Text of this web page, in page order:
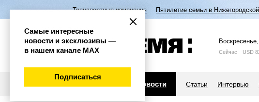
Транспортные изменения Пятилетие семьи в
Воскресенье
Сейчас USD
Новости Статьи Интервью
Самые интересные
новости и эксклюзивы —
в нашем канале МАХ
Подписаться